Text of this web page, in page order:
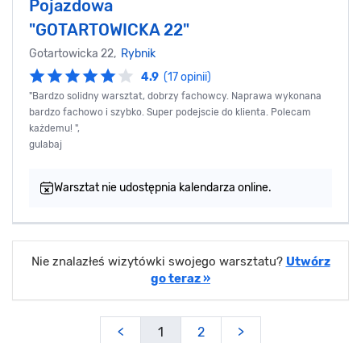
Pojazdowa
"GOTARTOWICKA 22"
Gotartowicka 22, Rybnik
4.9 (17 opinii)
"Bardzo solidny warsztat, dobrzy fachowcy. Naprawa wykonana
bardzo fachowo i szybko. Super podejscie do klienta. Polecam
każdemu! ",
gulabaj
Warsztat nie udostępnia kalendarza online.
Nie znalazłeś wizytówki swojego warsztatu? Utwórz
go teraz »
< 1 2 >